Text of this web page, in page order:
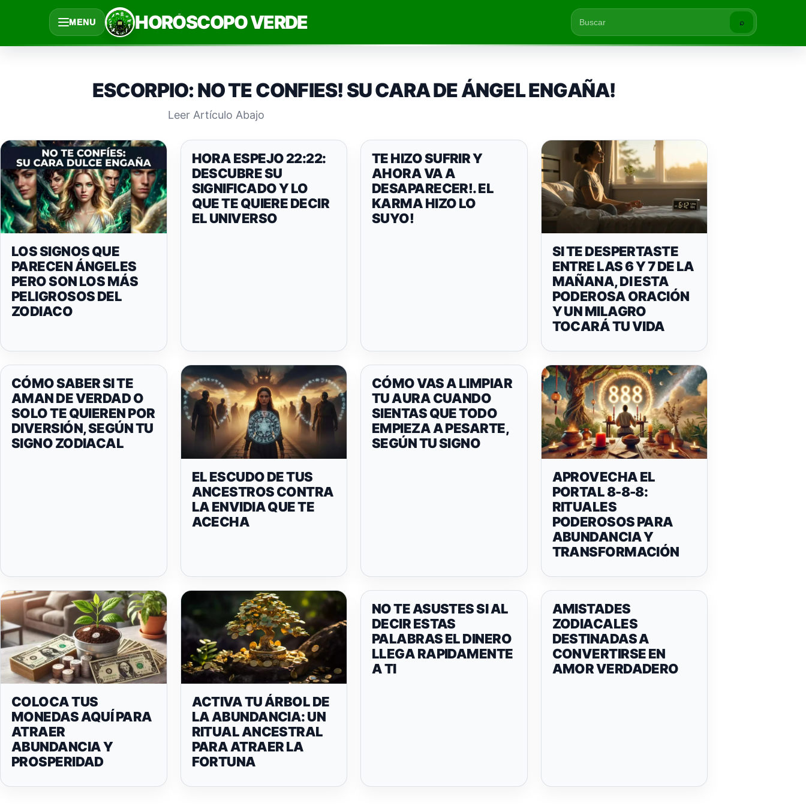
contenido
MENU HORÓSCOPO VERDE ⌕
ESCORPIO: NO TE CONFIES! SU CARA DE ÁNGEL ENGAÑA!
Leer Artículo Abajo
LOS SIGNOS QUE
PARECEN ÁNGELES
PERO SON LOS MÁS
PELIGROSOS DEL
ZODIACO
HORA ESPEJO 22:22:
DESCUBRE SU
SIGNIFICADO Y LO
QUE TE QUIERE DECIR
EL UNIVERSO
TE HIZO SUFRIR Y
AHORA VA A
DESAPARECER!. EL
KARMA HIZO LO
SUYO!
SI TE DESPERTASTE
ENTRE LAS 6 Y 7 DE LA
MAÑANA, DI ESTA
PODEROSA ORACIÓN
Y UN MILAGRO
TOCARÁ TU VIDA
CÓMO SABER SI TE
AMAN DE VERDAD O
SOLO TE QUIEREN POR
DIVERSIÓN, SEGÚN TU
SIGNO ZODIACAL
EL ESCUDO DE TUS
ANCESTROS CONTRA
LA ENVIDIA QUE TE
ACECHA
CÓMO VAS A LIMPIAR
TU AURA CUANDO
SIENTAS QUE TODO
EMPIEZA A PESARTE,
SEGÚN TU SIGNO
APROVECHA EL
PORTAL 8-8-8:
RITUALES
PODEROSOS PARA
ABUNDANCIA Y
TRANSFORMACIÓN
COLOCA TUS
MONEDAS AQUÍ PARA
ATRAER
ABUNDANCIA Y
PROSPERIDAD
ACTIVA TU ÁRBOL DE
LA ABUNDANCIA: UN
RITUAL ANCESTRAL
PARA ATRAER LA
FORTUNA
NO TE ASUSTES SI AL
DECIR ESTAS
PALABRAS EL DINERO
LLEGA RAPIDAMENTE
A TI
AMISTADES
ZODIACALES
DESTINADAS A
CONVERTIRSE EN
AMOR VERDADERO